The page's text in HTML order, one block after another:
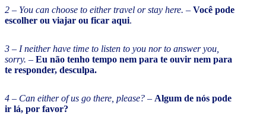
2 – You can choose to either travel or stay here. – Você pode
escolher ou viajar ou ficar aqui.
3 – I neither have time to listen to you nor to answer you,
sorry. – Eu não tenho tempo nem para te ouvir nem para
te responder, desculpa.
4 – Can either of us go there, please? – Algum de nós pode
ir lá, por favor?